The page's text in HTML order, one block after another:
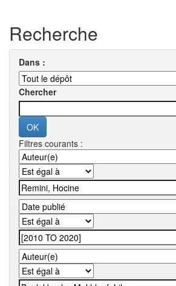
Recherche
Dans :
Chercher
Filtres courants :